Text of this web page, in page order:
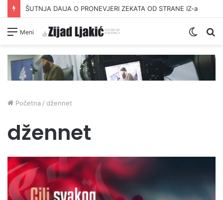
ŠUTNJA DAIJA O PRONEVJERI ZEKATA OD STRANE IZ-a
Meni
Switch
Početna / džennet
džennet